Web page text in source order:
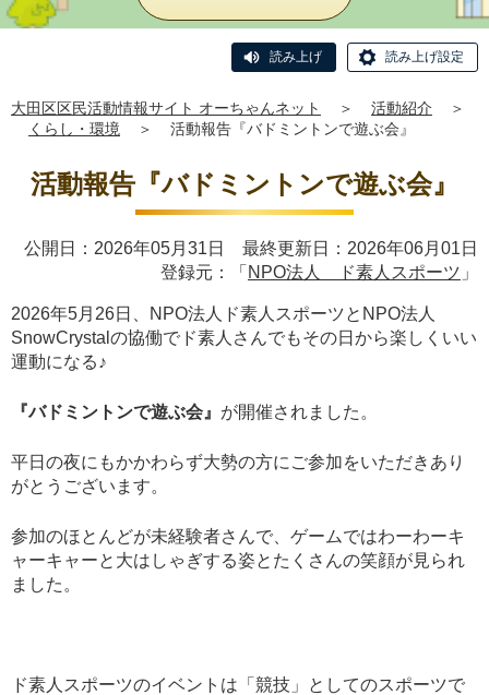
読み上げ 読み上げ設定
大田区区民活動情報サイト オーちゃんネット ＞ 活動紹介
＞
くらし・環境
＞ 活動報告『バドミントンで遊ぶ会』
活動報告『バドミントンで遊ぶ会』
公開日：2026年05月31日 最終更新日：2026年06月01日
登録元：「 NPO法人 ド素人スポーツ 」
2026年5月26日、NPO法人ド素人スポーツとNPO法人
SnowCrystalの協働でド素人さんでもその日から楽しくいい
運動になる♪
『バドミントンで遊ぶ会』 が開催されました。
平日の夜にもかかわらず大勢の方にご参加をいただきあり
がとうございます。
参加のほとんどが未経験者さんで、ゲームではわーわーキ
ャーキャーと大はしゃぎする姿とたくさんの笑顔が見られ
ました。
ド素人スポーツのイベントは「競技」としてのスポーツで